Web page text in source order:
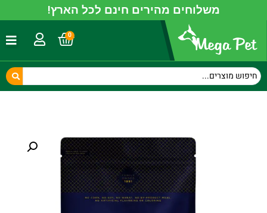
משלוחים מהירים חינם לכל הארץ!
0